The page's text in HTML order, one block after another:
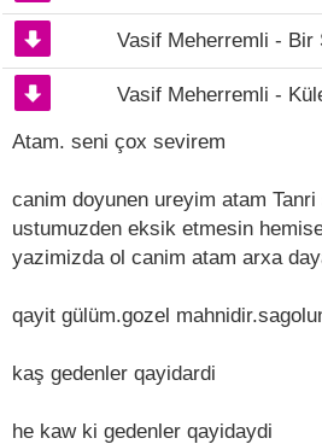
Vasif Meherremli - Bir
Vasif Meherremli -
Atam. seni çox sevirem
canim doyunen ureyim atam
ustumuzden eksik etmesin
yazimizda ol canim atam arxa
qayit gülüm.gozel
kaş gedenler qayidardi
he kaw ki gedenler qayidaydi